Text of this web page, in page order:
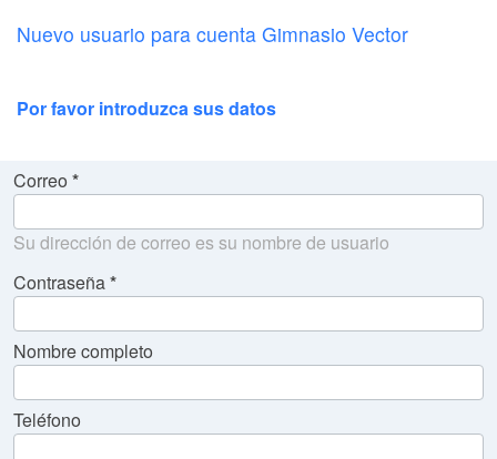
Nuevo usuario para cuenta Gimnasio Vector
Por favor introduzca sus datos
Correo
Su dirección de correo es su nombre de usuario
Contraseña
Nombre completo
Teléfono